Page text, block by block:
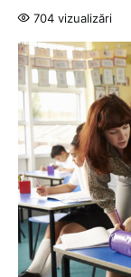
704 vizualizări